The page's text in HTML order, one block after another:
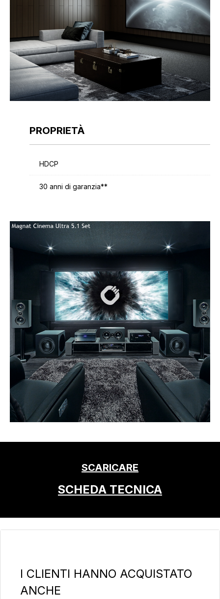
PROPRIETÀ
HDCP
30 anni di garanzia**
SCARICARE
SCHEDA TECNICA
Salta la galleria dei prodotti
I CLIENTI HANNO ACQUISTATO
ANCHE